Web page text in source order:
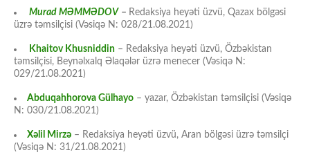
Murad MƏMMƏDOV – Redaksiya heyəti üzvü, Qazax bölgəsi
üzrə təmsilçisi (Vəsiqə N: 028/21.08.2021)
Khaitov Khusniddin – Redaksiya heyəti üzvü, Özbəkistan
təmsilçisi, Beynəlxalq Əlaqələr üzrə menecer (Vəsiqə N:
029/21.08.2021)
Abduqahhorova Gülhayo – yazar, Özbəkistan təmsilçisi (Vəsiqə
N: 030/21.08.2021)
Xəlil Mirzə – Redaksiya heyəti üzvü, Aran bölgəsi üzrə təmsilçi
(Vəsiqə N: 31/21.08.2021)